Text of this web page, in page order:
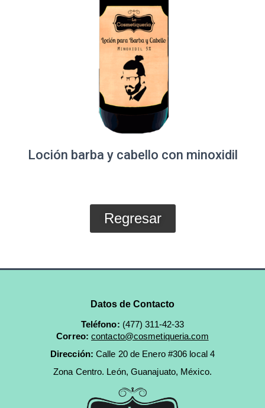
Loción barba y cabello con minoxidil
Regresar
Datos de Contacto
Teléfono: (477) 311-42-33
Correo: contacto@cosmetiqueria.com
Dirección:Calle 20 de Enero #306 local 4
Zona Centro. León, Guanajuato, México.